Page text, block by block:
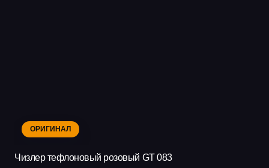
ОРИГИНАЛ
Чизлер тефлоновый розовый GT 083